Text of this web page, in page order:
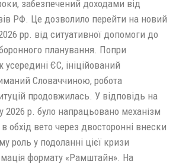
забезпечений доходами від
РФ. Це дозволило перейти на новий
рр. від ситуативної допомоги до
планування. Попри
усередині ЄС, ініційований
Словаччиною, робота
продовжилась. У відповідь на
2026 р. було напрацьовано механізм
обхід вето через двосторонні внески
роль у подоланні цієї кризи
формату «Рамштайн». На